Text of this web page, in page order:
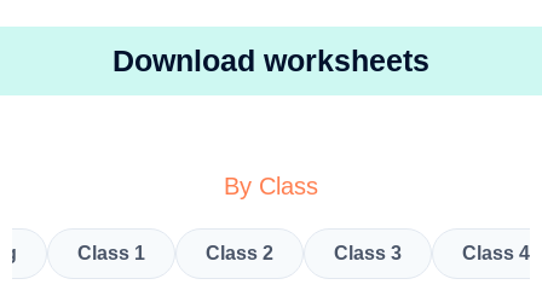
Download worksheets
By Class
Class 1 Class 2 Class 3 Class 4